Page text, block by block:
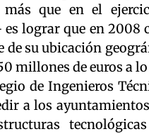
que en el
lograr que en 2008
de su ubicación
millones de euros a
de Ingenieros
a los